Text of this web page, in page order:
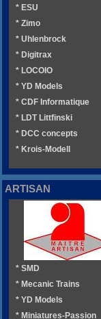
* ESU
* Zimo
* Uhlenbrock
* Digitrax
* LOCOIO
* YD Models
* CDF Informatique
* LDT Littfinski
* DCC concepts
* Krois-Modell
ARTISAN
* SMD
* Mecanic Trains
* YD Models
* Miniatures-Passion